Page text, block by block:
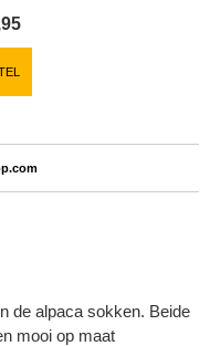
de alpaca sokken. Beide
mooi op maat